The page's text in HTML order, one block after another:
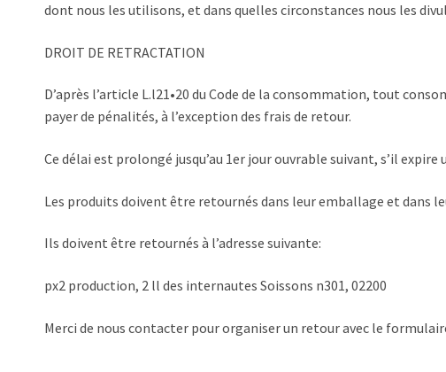
dont nous les utilisons, et dans quelles circonstances nous les
DROIT DE RETRACTATION
D’après l’article L.l21•20 du Code de la consommation, tout
payer de pénalités, à l’exception des frais de retour.
Ce délai est prolongé jusqu’au 1er jour ouvrable suivant, s’il
Les produits doivent être retournés dans leur emballage et dans
Ils doivent être retournés à l’adresse suivante:
px2 production, 2 ll des internautes Soissons n301, 02200
Merci de nous contacter pour organiser un retour avec le